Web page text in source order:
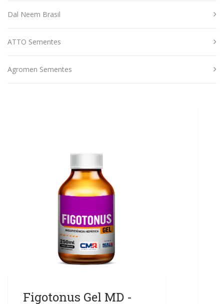
Dal Neem Brasil
ATTO Sementes
Agromen Sementes
Figotonus Gel MD -